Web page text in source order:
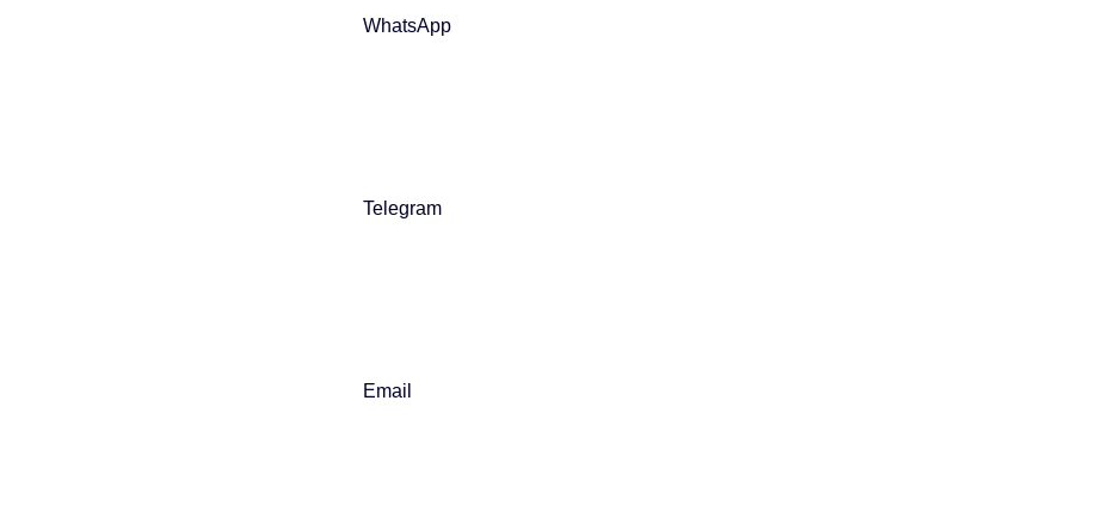
WhatsApp
Telegram
Email